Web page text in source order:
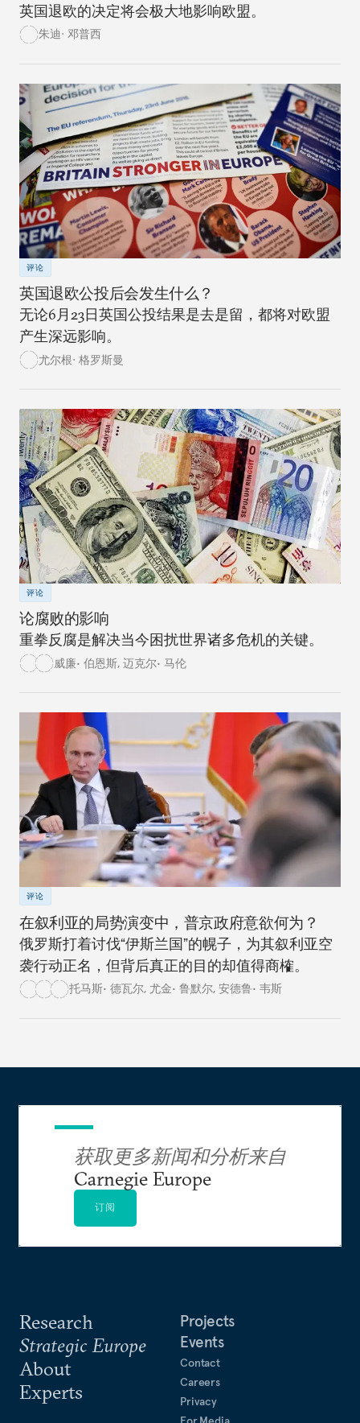
英国退欧的决定将会极大地影响欧盟。
朱迪· 邓普西
评论
英国退欧公投后会发生什么？
无论6月23日英国公投结果是去是留，都将对欧盟
产生深远影响。
尤尔根· 格罗斯曼
评论
论腐败的影响
重拳反腐是解决当今困扰世界诸多危机的关键。
威廉• 伯恩斯, 迈克尔• 马伦
评论
在叙利亚的局势演变中，普京政府意欲何为？
俄罗斯打着讨伐“伊斯兰国”的幌子，为其叙利亚空
袭行动正名，但背后真正的目的却值得商榷。
托马斯• 德瓦尔, 尤金• 鲁默尔, 安德鲁• 韦斯
Research
Strategic Europe
About
Experts
Projects
Events
Contact
Careers
Privacy
获取更多新闻和分析来自
Carnegie Europe
订阅